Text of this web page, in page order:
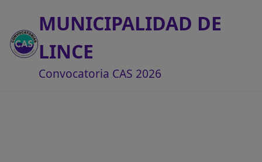
MUNICIPALIDAD DE
LINCE
Convocatoria CAS 2026